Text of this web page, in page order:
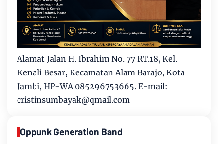
Alamat Jalan H. Ibrahim No. 77 RT.18, Kel.
Kenali Besar, Kecamatan Alam Barajo, Kota
Jambi, HP-WA 085296753665. E-mail:
cristinsumbayak@qmail.com
Oppunk Generation Band